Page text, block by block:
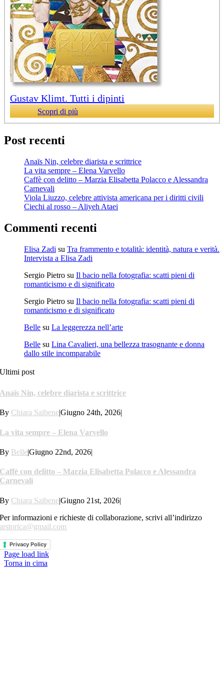
Gustav Klimt. Tutti i dipinti
Scopri di più
Post recenti
Anaïs Nin, celebre diarista e scrittrice
La vita sempre – Elena Varvello
Caffè con delitto – Marzia Elisabetta Polacco e Alessandra
Carnevali
Viola Liuzzo, celebre attivista americana per i diritti civili
Ciechi al rosso – Aliyeh Ataei
Commenti recenti
Elisa Zadi su Tra frammento e totalità: identità, natura e verità.
Intervista a Elisa Zadi
Sergio Pietro su Il bacio nella fotografia: scatti pieni di
romanticismo e di significato
Sergio Pietro su Il bacio nella fotografia: scatti pieni di
romanticismo e di significato
Belle su La leggerezza nell’arte
Belle su Lina Cavalieri, una bellezza trasognante e donna
dallo stile incomparabile
Ultimi post
Anaïs Nin, celebre diarista e scrittrice
By Chiara Saibene|Giugno 24th, 2026
La vita sempre – Elena Varvello
By Belle|Giugno 22nd, 2026|
Caffè con delitto – Marzia Elisabetta Polacco e Alessandra
Carnevali
By Chiara Saibene|Giugno 21st, 2026|
Per informazioni e richieste di collaborazione, scrivi all’indirizzo
arstorica@gmail.com
Privacy Policy
Page load link
Torna in cima